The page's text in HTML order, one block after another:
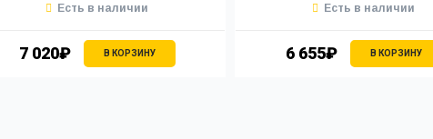
7 020₽ В КОРЗИНУ
Есть в наличии
6 655₽ В КОРЗИНУ
Есть в наличии